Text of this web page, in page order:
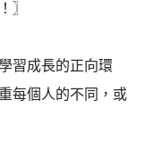
〗
習成長的正向環
每個人的不同，或